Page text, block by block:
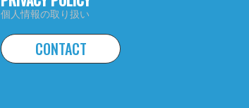
個人情報の取り扱い
CONTACT